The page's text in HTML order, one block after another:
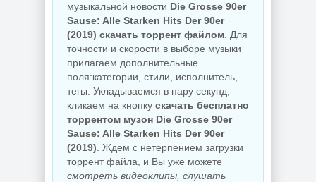
музыкальной новости Die Grosse 90er
Sause: Alle Starken Hits Der 90er
(2019) скачать торрент файлом . Для
точности и скорости в выборе музыки
прилагаем дополнительные
поля:категории, стили, исполнитель,
тегы. Укладываемся в пару секунд,
кликаем на кнопку скачать бесплатно
торрентом музон Die Grosse 90er
Sause: Alle Starken Hits Der 90er
(2019) . Ждем с нетерпением загрузки
торрент файла, и Вы уже можете
смотреть видеоклипы, слушать